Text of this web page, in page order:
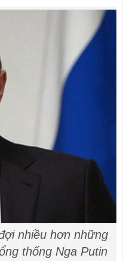
nhiều hơn những
thống Nga Putin